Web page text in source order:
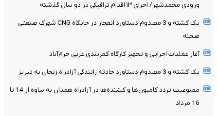
ورودی محمدشهر/ اجرای ۱۳ اقدام ترافیکی در دو سال گذشته
یک کشته و 3 مصدوم دستاورد انفجار در جایگاه CNG شهرک صنعتی
صحنه
آغاز عملیات اجرایی و تجهیز کارگاه کمربندی غربی خرم‌آباد
یک کشته و 3 مصدوم دستاورد حادثه رانندگی آزادراه زنجان به تبریز
ممنوعیت تردد کامیون‌ها و کشنده‌ها در آزادراه همدان به ساوه از 14 تا
16 مرداد